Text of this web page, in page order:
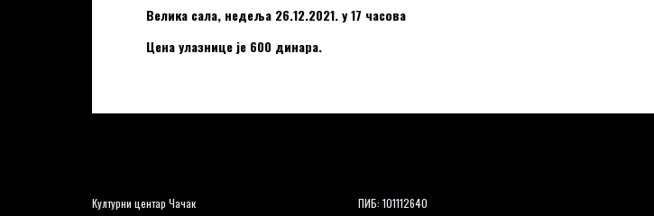
Велика сала, недеља 26.12.2021. у 17 часова
Цена улазнице је 600 динара.
Културни центар Чачак ПИБ: 101112640